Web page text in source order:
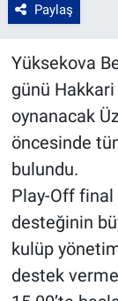
Paylaş
Yüksekova
günü
oynanacak
öncesinde
bulundu.
Play-Off
desteğinin
kulüp
destek